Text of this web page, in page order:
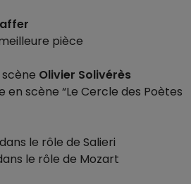
pièce
Olivier Solivérès
en scène “Le Cercle des Poètes
dans le rôle de Salieri
le rôle de Mozart